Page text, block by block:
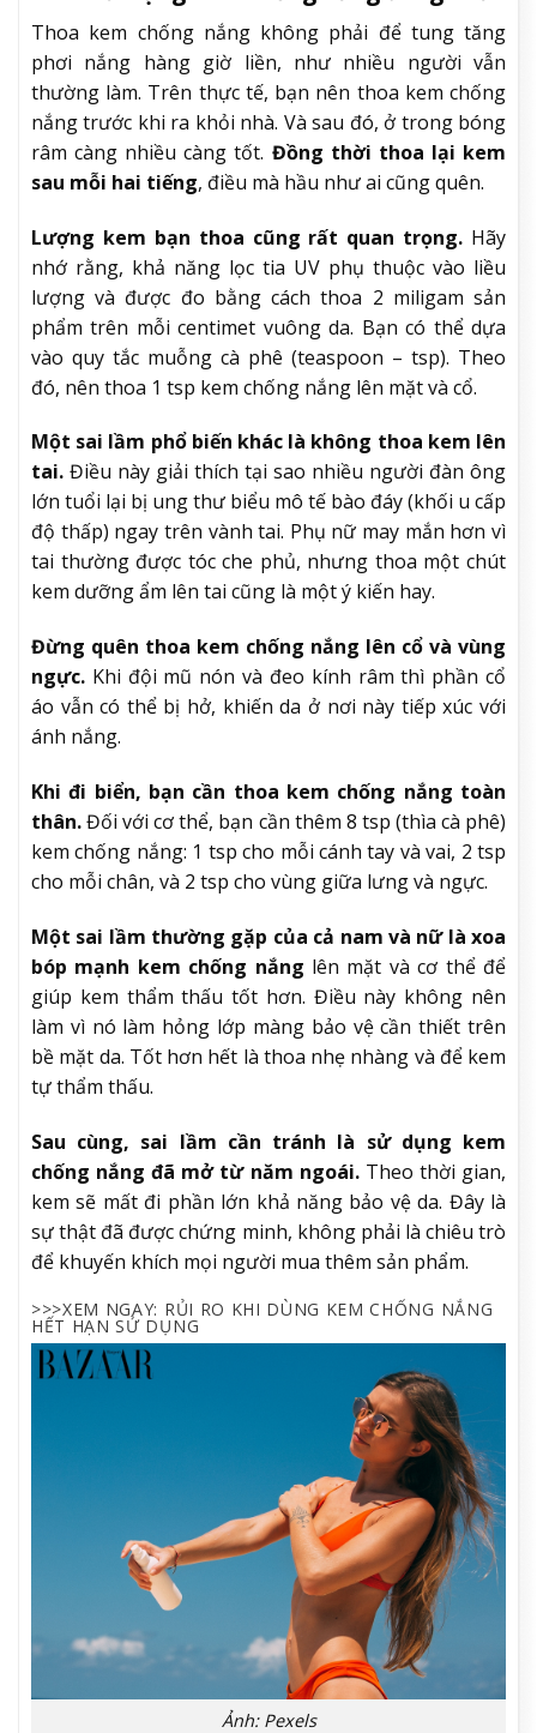
Thoa kem chống nắng không phải để tung tăng
phơi nắng hàng giờ liền, như nhiều người vẫn
thường làm. Trên thực tế, bạn nên thoa kem chống
nắng trước khi ra khỏi nhà. Và sau đó, ở trong bóng
râm càng nhiều càng tốt. Đồng thời thoa lại kem
sau mỗi hai tiếng, điều mà hầu như ai cũng quên.
Lượng kem bạn thoa cũng rất quan trọng. Hãy
nhớ rằng, khả năng lọc tia UV phụ thuộc vào liều
lượng và được đo bằng cách thoa 2 miligam sản
phẩm trên mỗi centimet vuông da. Bạn có thể dựa
vào quy tắc muỗng cà phê (teaspoon – tsp). Theo
đó, nên thoa 1 tsp kem chống nắng lên mặt và cổ.
Một sai lầm phổ biến khác là không thoa kem lên
tai. Điều này giải thích tại sao nhiều người đàn ông
lớn tuổi lại bị ung thư biểu mô tế bào đáy (khối u cấp
độ thấp) ngay trên vành tai. Phụ nữ may mắn hơn vì
tai thường được tóc che phủ, nhưng thoa một chút
kem dưỡng ẩm lên tai cũng là một ý kiến hay.
Đừng quên thoa kem chống nắng lên cổ và vùng
ngực. Khi đội mũ nón và đeo kính râm thì phần cổ
áo vẫn có thể bị hở, khiến da ở nơi này tiếp xúc với
ánh nắng.
Khi đi biển, bạn cần thoa kem chống nắng toàn
thân.Đối với cơ thể, bạn cần thêm 8 tsp (thìa cà phê)
kem chống nắng: 1 tsp cho mỗi cánh tay và vai, 2 tsp
cho mỗi chân, và 2 tsp cho vùng giữa lưng và ngực.
Một sai lầm thường gặp của cả nam và nữ là xoa
bóp mạnh kem chống nắng lên mặt và cơ thể để
giúp kem thẩm thấu tốt hơn. Điều này không nên
làm vì nó làm hỏng lớp màng bảo vệ cần thiết trên
bề mặt da. Tốt hơn hết là thoa nhẹ nhàng và để kem
tự thẩm thấu.
Sau cùng, sai lầm cần tránh là sử dụng kem
chống nắng đã mở từ năm ngoái.Theo thời gian,
kem sẽ mất đi phần lớn khả năng bảo vệ da. Đây là
sự thật đã được chứng minh, không phải là chiêu trò
để khuyến khích mọi người mua thêm sản phẩm.
>>>XEM NGAY: RỦI RO KHI DÙNG KEM CHỐNG NẮNG
HẾT HẠN SỬ DỤNG
Ảnh: Pexels